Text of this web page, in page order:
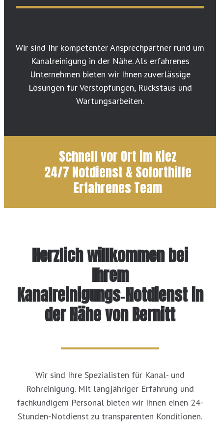
Wir sind Ihr kompetenter Ansprechpartner rund um
Kanalreinigung in der Nähe. Als erfahrenes
Unternehmen bieten wir Ihnen zuverlässige
Lösungen für Verstopfungen, Rückstaus und
Wartungsarbeiten.
Schnell vor Ort im Kiez
24/7 Notdienst & Soforthilfe
Erfahrenes Team
Herzlich willkommen bei
Ihrem
Kanalreinigungs‑Notdienst in
der Nähe von Bernitt
Wir sind Ihre Spezialisten für Kanal- und
Rohreinigung. Mit langjähriger Erfahrung und
fachkundigem Personal bieten wir Ihnen einen 24-
Stunden-Notdienst zu transparenten Konditionen.